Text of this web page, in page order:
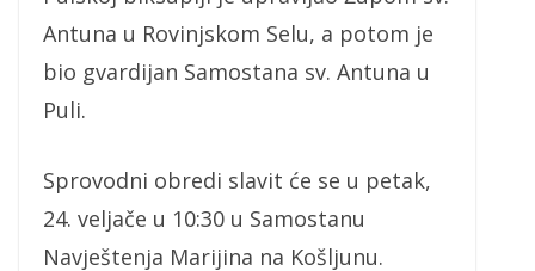
Antuna u Rovinjskom Selu, a potom je
bio gvardijan Samostana sv. Antuna u
Puli.
Sprovodni obredi slavit će se u petak,
24. veljače u 10:30 u Samostanu
Navještenja Marijina na Košljunu.